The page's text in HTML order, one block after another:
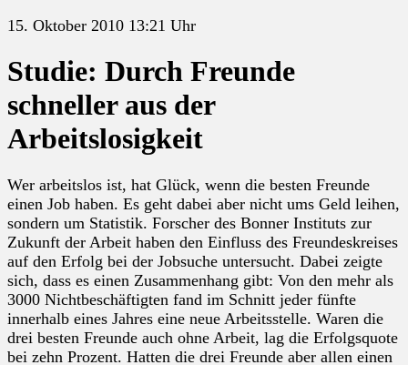
15. Oktober 2010 13:21 Uhr
Studie: Durch Freunde
schneller aus der
Arbeitslosigkeit
Wer arbeitslos ist, hat Glück, wenn die besten Freunde
einen Job haben. Es geht dabei aber nicht ums Geld leihen,
sondern um Statistik. Forscher des Bonner Instituts zur
Zukunft der Arbeit haben den Einfluss des Freundeskreises
auf den Erfolg bei der Jobsuche untersucht. Dabei zeigte
sich, dass es einen Zusammenhang gibt: Von den mehr als
3000 Nichtbeschäftigten fand im Schnitt jeder fünfte
innerhalb eines Jahres eine neue Arbeitsstelle. Waren die
drei besten Freunde auch ohne Arbeit, lag die Erfolgsquote
bei zehn Prozent. Hatten die drei Freunde aber allen einen